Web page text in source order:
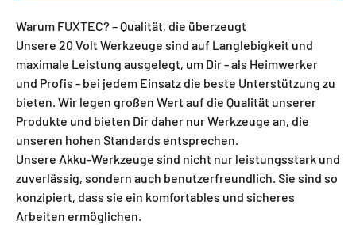
Warum FUXTEC? – Qualität, die überzeugt
Unsere 20 Volt Werkzeuge sind auf Langlebigkeit und
maximale Leistung ausgelegt, um Dir - als Heimwerker
und Profis - bei jedem Einsatz die beste Unterstützung zu
bieten. Wir legen großen Wert auf die Qualität unserer
Produkte und bieten Dir daher nur Werkzeuge an, die
unseren hohen Standards entsprechen.
Unsere Akku-Werkzeuge sind nicht nur leistungsstark und
zuverlässig, sondern auch benutzerfreundlich. Sie sind so
konzipiert, dass sie ein komfortables und sicheres
Arbeiten ermöglichen.